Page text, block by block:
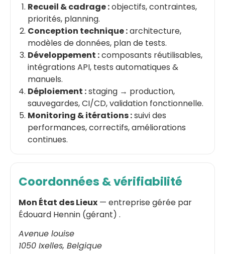
Recueil & cadrage :objectifs, contraintes,
priorités, planning.
Conception technique :architecture,
modèles de données, plan de tests.
Développement :composants réutilisables,
intégrations API, tests automatiques &
manuels.
Déploiement :staging → production,
sauvegardes, CI/CD, validation fonctionnelle.
Monitoring & itérations :suivi des
performances, correctifs, améliorations
continues.
Coordonnées & vérifiabilité
Mon État des Lieux — entreprise gérée par
Édouard Hennin (gérant) .
Avenue louise
1050 Ixelles, Belgique